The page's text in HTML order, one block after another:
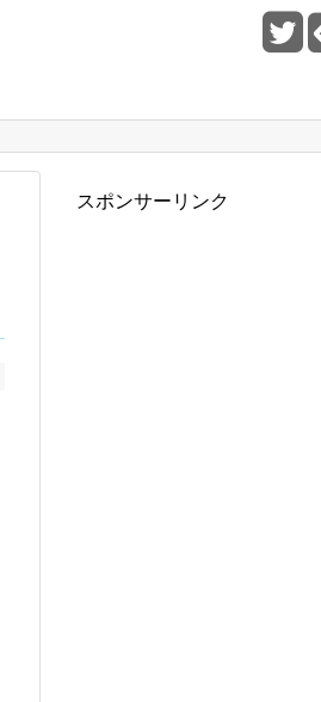
スポンサーリンク